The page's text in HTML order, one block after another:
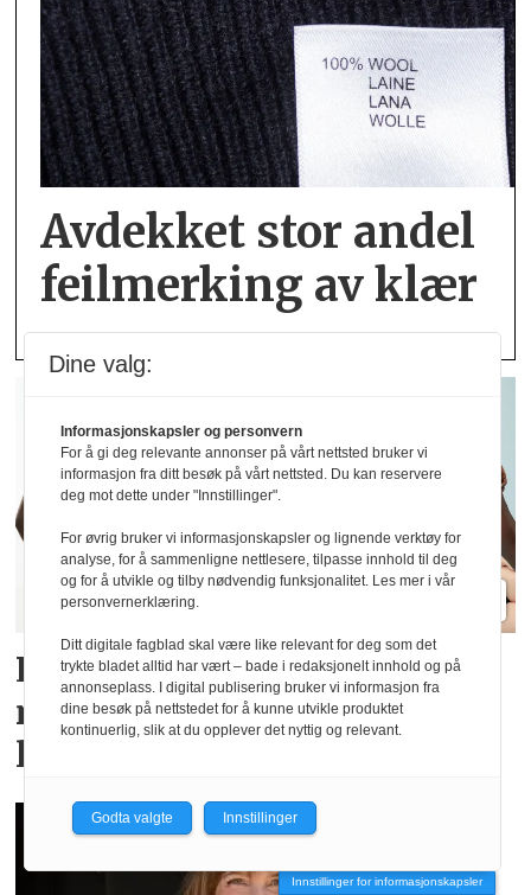
Avdekket stor andel
feil­merking av klær
Lindex og Mammut lanserer
menstruse for en aktiv
livsstil
Innstillinger for informasjonskapsler
Dine valg:
Informasjonskapsler og personvern
For å gi deg relevante annonser på vårt nettsted bruker vi
informasjon fra ditt besøk på vårt nettsted. Du kan reservere
deg mot dette under "Innstillinger".
For øvrig bruker vi informasjonskapsler og lignende verktøy for
analyse, for å sammenligne nettlesere, tilpasse innhold til deg
og for å utvikle og tilby nødvendig funksjonalitet. Les mer i vår
personvernerklæring.
Ditt digitale fagblad skal være like relevant for deg som det
trykte bladet alltid har vært – bade i redaksjonelt innhold og på
annonseplass. I digital publisering bruker vi informasjon fra
dine besøk på nettstedet for å kunne utvikle produktet
kontinuerlig, slik at du opplever det nyttig og relevant.
Godta valgte Innstillinger